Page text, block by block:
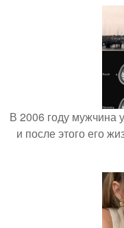
В 2006 году мужчина
и после этого его